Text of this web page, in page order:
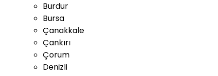
Burdur
Bursa
Çanakkale
Çankırı
Çorum
Denizli